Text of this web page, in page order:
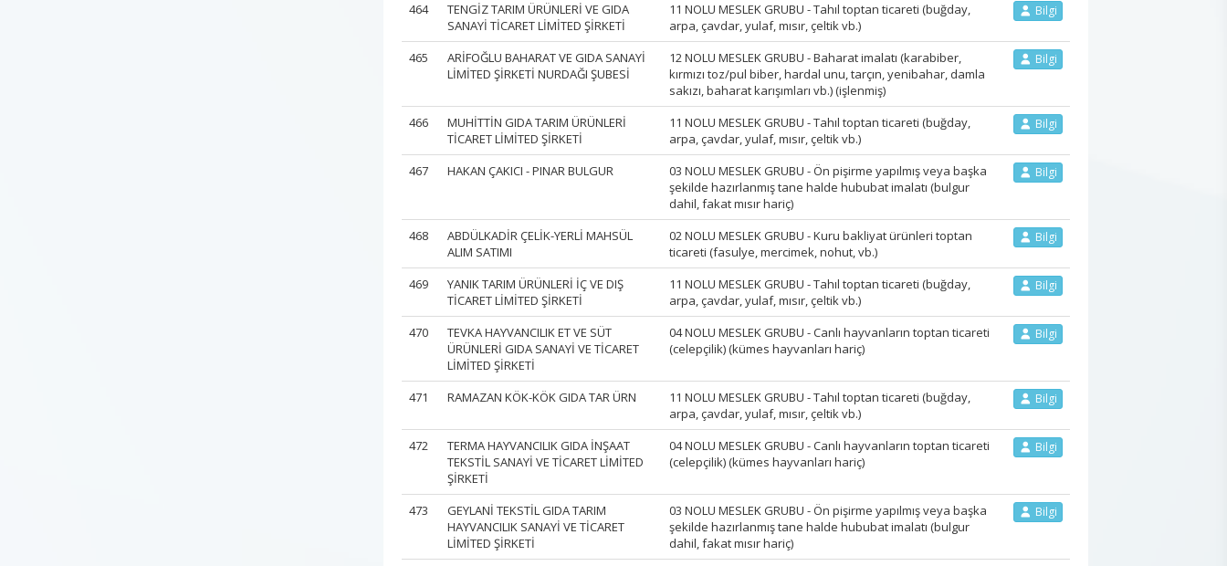
464
TENGİZ TARIM ÜRÜNLERİ VE GIDA
SANAYİ TİCARET LİMİTED ŞİRKETİ
11 NOLU MESLEK GRUBU - Tahıl toptan ticareti (buğday,
arpa, çavdar, yulaf, mısır, çeltik vb.)
Bilgi
465
ARİFOĞLU BAHARAT VE GIDA SANAYİ
LİMİTED ŞİRKETİ NURDAĞI ŞUBESİ
12 NOLU MESLEK GRUBU - Baharat imalatı (karabiber,
kırmızı toz/pul biber, hardal unu, tarçın, yenibahar, damla
sakızı, baharat karışımları vb.) (işlenmiş)
Bilgi
466
MUHİTTİN GIDA TARIM ÜRÜNLERİ
TİCARET LİMİTED ŞİRKETİ
11 NOLU MESLEK GRUBU - Tahıl toptan ticareti (buğday,
arpa, çavdar, yulaf, mısır, çeltik vb.)
Bilgi
467 HAKAN ÇAKICI - PINAR BULGUR
03 NOLU MESLEK GRUBU - Ön pişirme yapılmış veya başka
şekilde hazırlanmış tane halde hububat imalatı (bulgur
dahil, fakat mısır hariç)
Bilgi
468
ABDÜLKADİR ÇELİK-YERLİ MAHSÜL
ALIM SATIMI
02 NOLU MESLEK GRUBU - Kuru bakliyat ürünleri toptan
ticareti (fasulye, mercimek, nohut, vb.)
Bilgi
469
YANIK TARIM ÜRÜNLERİ İÇ VE DIŞ
TİCARET LİMİTED ŞİRKETİ
11 NOLU MESLEK GRUBU - Tahıl toptan ticareti (buğday,
arpa, çavdar, yulaf, mısır, çeltik vb.)
Bilgi
470
TEVKA HAYVANCILIK ET VE SÜT
ÜRÜNLERİ GIDA SANAYİ VE TİCARET
LİMİTED ŞİRKETİ
04 NOLU MESLEK GRUBU - Canlı hayvanların toptan ticareti
(celepçilik) (kümes hayvanları hariç)
Bilgi
471 RAMAZAN KÖK-KÖK GIDA TAR ÜRN
11 NOLU MESLEK GRUBU - Tahıl toptan ticareti (buğday,
arpa, çavdar, yulaf, mısır, çeltik vb.)
Bilgi
472
TERMA HAYVANCILIK GIDA İNŞAAT
TEKSTİL SANAYİ VE TİCARET LİMİTED
ŞİRKETİ
04 NOLU MESLEK GRUBU - Canlı hayvanların toptan ticareti
(celepçilik) (kümes hayvanları hariç)
Bilgi
473
GEYLANİ TEKSTİL GIDA TARIM
HAYVANCILIK SANAYİ VE TİCARET
LİMİTED ŞİRKETİ
03 NOLU MESLEK GRUBU - Ön pişirme yapılmış veya başka
şekilde hazırlanmış tane halde hububat imalatı (bulgur
dahil, fakat mısır hariç)
Bilgi